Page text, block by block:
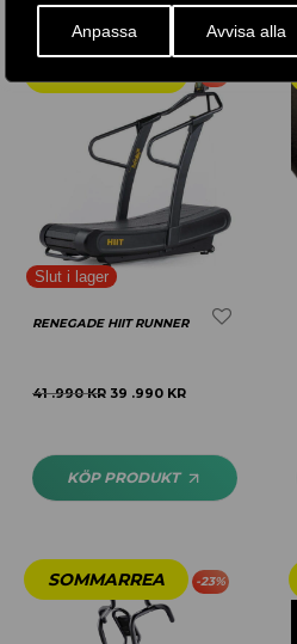
Anpassa Avvisa alla
RENEGADE HIIT RUNNER
41 .990KR 39 .990 KR
KÖP PRODUKT
-23%